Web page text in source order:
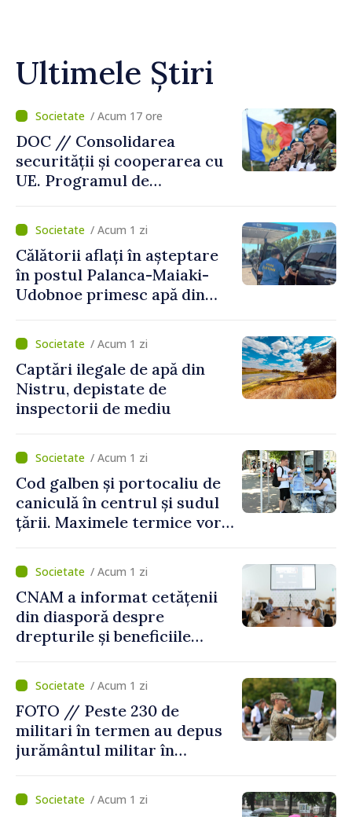
Ultimele Știri
/ Acum 17 ore
DOC // Consolidarea
securității și cooperarea cu
UE. Programul de
Naționale de Apărare pentru
perioada 2024–2034,
publicat în Monitorul Oficial
/ Acum 1 zi
Călătorii aflați în așteptare
în postul Palanca-Maiaki-
Udobnoe primesc apă din
și a polițiștilor de frontieră
/ Acum 1 zi
Captări ilegale de apă din
Nistru, depistate de
inspectorii de mediu
/ Acum 1 zi
Cod galben și portocaliu de
caniculă în centrul și sudul
țării. Maximele termice vor
/ Acum 1 zi
CNAM a informat cetățenii
din diasporă despre
drepturile și beneficiile
/ Acum 1 zi
FOTO // Peste 230 de
militari în termen au depus
jurământul militar în
/ Acum 1 zi